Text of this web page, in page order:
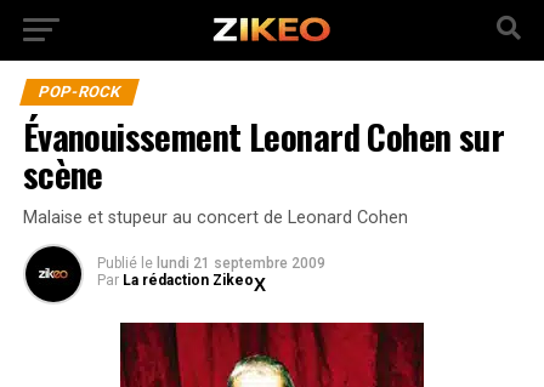
POP-ROCK
Évanouissement Leonard Cohen sur
scène
Malaise et stupeur au concert de Leonard Cohen
Publié le lundi 21 septembre 2009
Par La rédaction Zikeo